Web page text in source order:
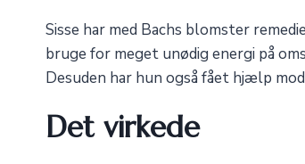
Sisse har med Bachs blomster
bruge for meget unødig energi på
Desuden har hun også fået hjælp
Det virkede